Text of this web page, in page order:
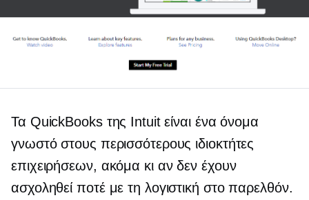
Τα QuickBooks της Intuit είναι ένα όνομα
γνωστό στους περισσότερους ιδιοκτήτες
επιχειρήσεων, ακόμα κι αν δεν έχουν
ασχοληθεί ποτέ με τη λογιστική στο παρελθόν.